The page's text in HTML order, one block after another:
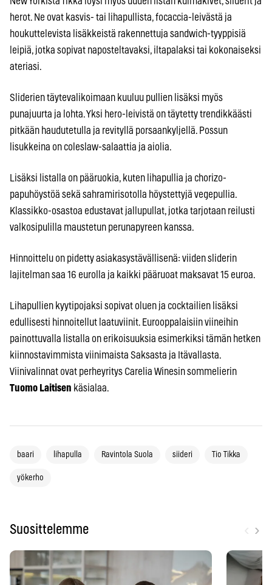
herot. Ne ovat kasvis- tai lihapullista, focaccia-leivästä ja
houkuttelevista lisäkkeistä rakennettuja sandwich-tyyppisiä
leipiä, jotka sopivat naposteltavaksi, iltapalaksi tai kokonaiseksi
ateriasi.
Sliderien täytevalikoimaan kuuluu pullien lisäksi myös
punajuurta ja lohta. Yksi hero-leivistä on täytetty trendikkäästi
pitkään haudutetulla ja revityllä porsaankyljellä. Possun
lisukkeina on coleslaw-salaattia ja aiolia.
Lisäksi listalla on pääruokia, kuten lihapullia ja chorizo-
papuhöystöä sekä sahramirisotolla höystettyjä vegepullia.
Klassikko-osastoa edustavat jallupullat, jotka tarjotaan reilusti
valkosipulilla maustetun perunapyreen kanssa.
Hinnoittelu on pidetty asiakasystävällisenä: viiden sliderin
lajitelman saa 16 eurolla ja kaikki pääruoat maksavat 15 euroa.
Lihapullien kyytipojaksi sopivat oluen ja cocktailien lisäksi
edullisesti hinnoitellut laatuviinit. Eurooppalaisiin viineihin
painottuvalla listalla on erikoisuuksia esimerkiksi tämän hetken
kiinnostavimmista viinimaista Saksasta ja Itävallasta.
Viinivalinnat ovat perheyritys Carelia Winesin sommelierin
Tuomo Laitisen käsialaa.
baari lihapulla Ravintola Suola siideri Tio Tikka
yökerho
Suosittelemme ›